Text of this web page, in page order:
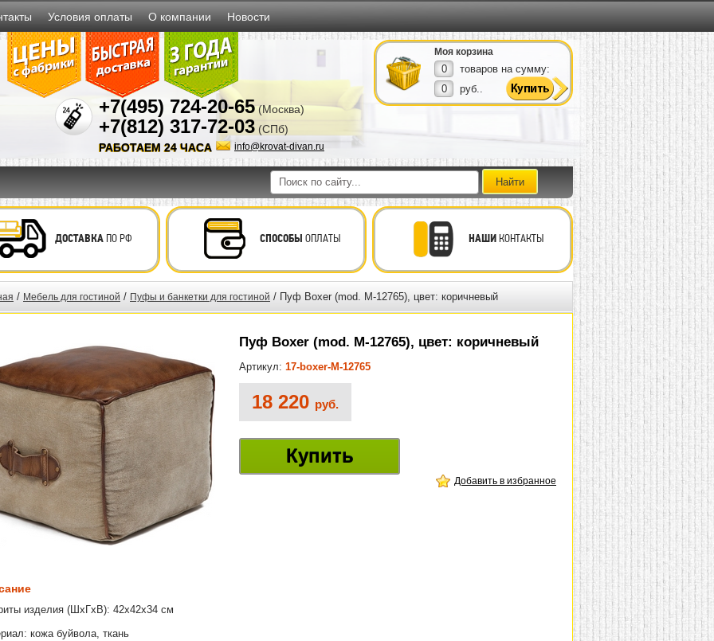
Условия оплаты О компании Новости
+7(495) 724-20-65 (Москва)
+7(812) 317-72-03 (СПб)
info@krovat-divan.ru
РАБОТАЕМ 24 ЧАСА
Моя корзина
0
товаров на сумму:
0
руб..
ДОСТАВКАПО РФ СПОСОБЫ ОПЛАТЫ НАШИКОНТАКТЫ
/ Мебель для гостиной / Пуфы и банкетки для гостиной / Пуф Boxer (mod. М-12765), цвет: коричневый
Пуф Boxer (mod. М-12765), цвет: коричневый
Артикул: 17-boxer-M-12765
18 220 руб.
Купить
Добавить в избранное
изделия (ШхГхВ): 42х42х34 см
кожа буйвола, ткань